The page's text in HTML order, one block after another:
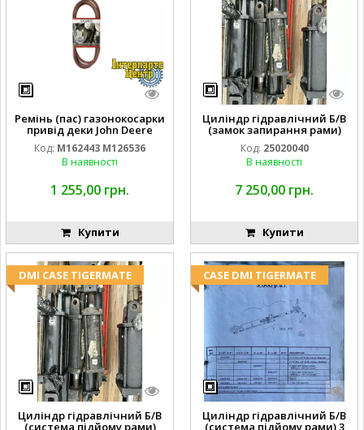
Ремінь (пас) газонокосарки
привід деки John Deere
M162443 M126536
Код: M162443 M126536
В наявності
1 255,00 грн.
Купити
Циліндр гідравлічний Б/В
(замок запирання рами)
2''X4'' 25320040
Код: 25020040
В наявності
7 250,00 грн.
Купити
DMI CASE TIGERMATE
Циліндр гідравлічний Б/В
(система підйому рами)
CASE DMI TIGERMATE
Циліндр гідравлічний Б/В
(система підйому рами) 3